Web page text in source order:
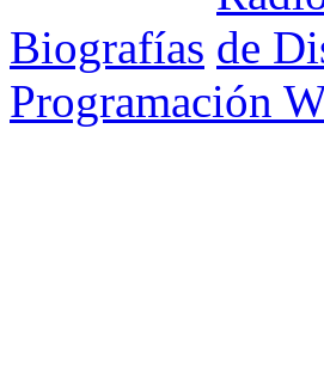
Biografías
Programación